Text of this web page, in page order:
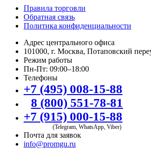
Правила торговли
Обратная связь
Политика конфиденциальности
Адрес центрального офиса
101000, г. Москва, Потаповский
Режим работы
Пн-Пт: 09:00–18:00
Телефоны
+7 (495) 008-15-88
8 (800) 551-78-81
+7 (915) 000-15-88
(Telegram, WhatsApp, Viber)
Почта для заявок
info@promgu.ru